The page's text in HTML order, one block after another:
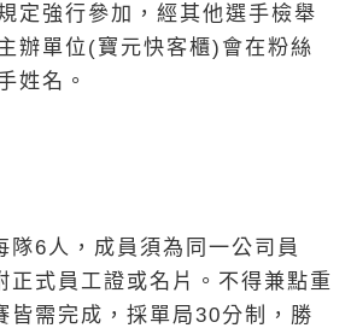
定強行參加，經其他選手檢舉
辦單位(寶元快客櫃)會在粉絲
姓名。
隊6人，成員須為同一公司員
正式員工證或名片。不得兼點重
皆需完成，採單局30分制，勝